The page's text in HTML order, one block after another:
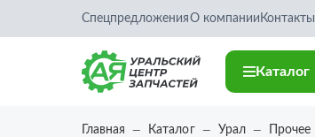
СпецпредложенияО компании Контакты
Каталог
Главная Каталог Урал Прочее